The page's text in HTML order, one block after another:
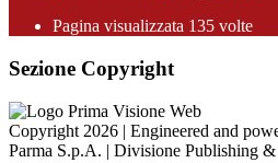
Pagina visualizzata 135 volte
Sezione Copyright
Copyright 2026 | Engineered and
Parma S.p.A. | Divisione Publishing